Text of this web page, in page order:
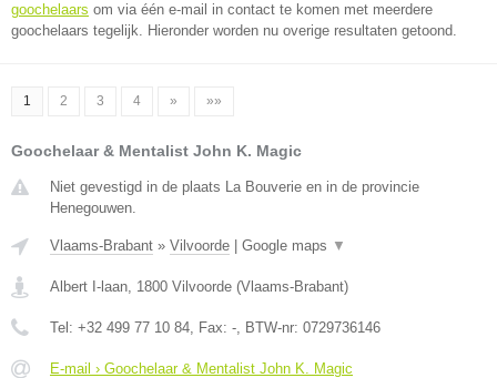
goochelaars om via één e-mail in contact te komen met meerdere
goochelaars tegelijk. Hieronder worden nu overige resultaten getoond.
1 2 3 4 » »»
Goochelaar & Mentalist John K. Magic
Niet gevestigd in de plaats La Bouverie en in de provincie
Henegouwen.
Vlaams-Brabant » Vilvoorde Google maps ▼
Albert I-laan, 1800 Vilvoorde (Vlaams-Brabant)
Tel: +32 499 77 10 84, Fax: -, BTW-nr: 0729736146
E-mail › Goochelaar & Mentalist John K. Magic